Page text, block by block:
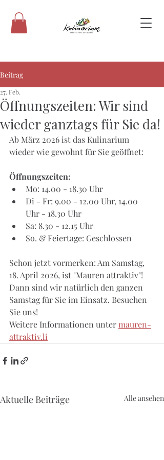
Beitrag
Öffnungszeiten: Wir sind
wieder ganztags für Sie da!
27. Feb.
Ab März 2026 ist das Kulinarium
wieder wie gewohntfür Sie geöffnet:
Öffnungszeiten:
Mo: 14.00 - 18.30 Uhr
Di - Fr: 9.00 - 12.00 Uhr, 14.00
Uhr - 18.30 Uhr
Sa: 8.30 - 12.15 Uhr
So. & Feiertage: Geschlossen
Schon jetzt vormerken: Am Samstag,
18. April 2026, ist "Mauren attraktiv"!
Dann sind wir natürlich den ganzen
Samstag für Sie im Einsatz. Besuchen
Sie uns!
Weitere Informationen unter mauren-
attraktiv.li
Aktuelle Beiträge Alle ansehen